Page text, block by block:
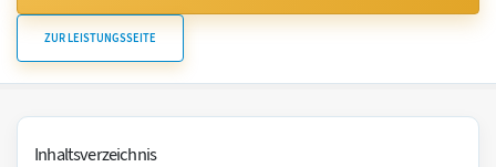
ZUR LEISTUNGSSEITE
Inhaltsverzeichnis